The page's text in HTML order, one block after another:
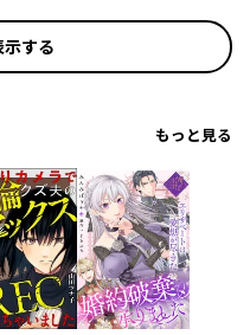
する
もっと見る